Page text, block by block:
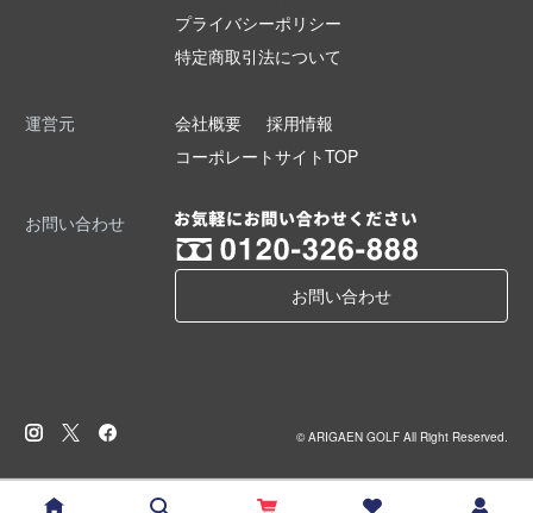
プライバシーポリシー
特定商取引法について
運営元 会社概要
採用情報
コーポレートサイトTOP
お問い合わせ
お問い合わせ
© ARIGAEN GOLF All Right Reserved.